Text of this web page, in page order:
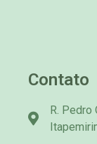
Contato
R. Pedro